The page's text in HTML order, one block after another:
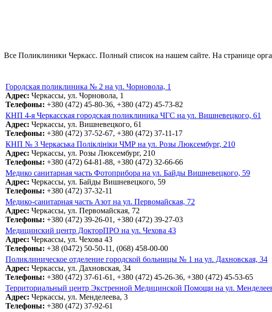
Все Поликлиники Черкасс. Полный список на нашем сайте. На странице
Городская поликлиника № 2 на ул. Чорновола, 1
Адрес: Черкассы, ул. Чорновола, 1
Телефоны: +380 (472) 45-80-36, +380 (472) 45-73-82
КНП 4-я Черкасская городская поликлиника ЧГС на ул. Вишневецкого, 61
Адрес: Черкассы, ул. Вишневецкого, 61
Телефоны: +380 (472) 37-52-67, +380 (472) 37-11-17
КНП № 3 Черкаська Поліклініки ЧМР на ул. Розы Люксембург, 210
Адрес: Черкассы, ул. Розы Люксембург, 210
Телефоны: +380 (472) 64-81-88, +380 (472) 32-66-66
Медико санитарная часть Фотоприбора на ул. Байды Вишневецкого, 59
Адрес: Черкассы, ул. Байды Вишневецкого, 59
Телефоны: +380 (472) 37-32-11
Медико-санитарная часть Азот на ул. Первомайская, 72
Адрес: Черкассы, ул. Первомайская, 72
Телефоны: +380 (472) 39-26-01, +380 (472) 39-27-03
Медицинский центр ДокторПРО на ул. Чехова 43
Адрес: Черкассы, ул. Чехова 43
Телефоны: +38 (0472) 50-50-11, (068) 458-00-00
Поликлиническое отделение городской больницы № 1 на ул. Дахновская, 34
Адрес: Черкассы, ул. Дахновская, 34
Телефоны: +380 (472) 37-61-61, +380 (472) 45-26-36, +380 (472) 45-53-65
Территориальный центр Экстренной Медицинской Помощи на ул.
Адрес: Черкассы, ул. Менделеева, 3
Телефоны: +380 (472) 37-92-61